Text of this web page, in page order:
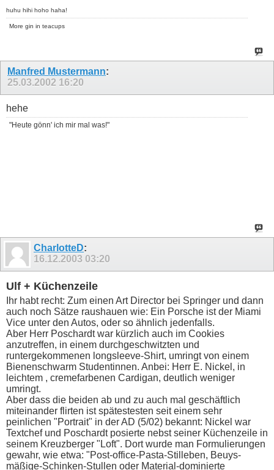
huhu hihi hoho haha!
More gin in teacups
Manfred Mustermann:
25.03.2002 16:20
hehe
"Heute gönn' ich mir mal was!"
CharlotteD:
16.12.2003 03:20
Ulf + Küchenzeile
Ihr habt recht: Zum einen Art Director bei Springer und dann
auch noch Sätze raushauen wie: Ein Porsche ist der Miami
Vice unter den Autos, oder so ähnlich jedenfalls.
Aber Herr Poschardt war kürzlich auch im Cookies
anzutreffen, in einem durchgeschwitzten und
runtergekommenen longsleeve-Shirt, umringt von einem
Bienenschwarm Studentinnen. Anbei: Herr E. Nickel, in
leichtem , cremefarbenen Cardigan, deutlich weniger
umringt.
Aber dass die beiden ab und zu auch mal geschäftlich
miteinander flirten ist spätestesten seit einem sehr
peinlichen "Portrait" in der AD (5/02) bekannt: Nickel war
Textchef und Poschardt posierte nebst seiner Küchenzeile in
seinem Kreuzberger "Loft". Dort wurde man Formulierungen
gewahr, wie etwa: "Post-office-Pasta-Stilleben, Beuys-
mäßige-Schinken-Stullen oder Material-dominierte